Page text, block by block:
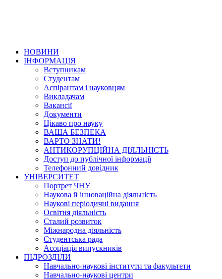
НОВИНИ
ІНФОРМАЦІЯ
Вступникам
Студентам
Аспірантам і науковцям
Викладачам
Вакансії
Документи
Цікаво про науку
ВАША БЕЗПЕКА
ВАРТО ЗНАТИ!
АНТИКОРУПЦІЙНА ДІЯЛЬНІСТЬ
Доступ до публічної інформації
Телефонний довідник
УНІВЕРСИТЕТ
Портрет ЧНУ
Наукова й інноваційна діяльність
Наукові періодичні видання
Освітня діяльність
Сталий розвиток
Міжнародна діяльність
Студентська рада
Асоціація випускників
ПІДРОЗДІЛИ
Навчально-наукові інститути та факультети
Навчально-наукові центри